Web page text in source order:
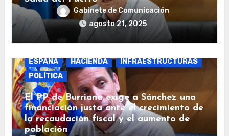
Gabinete de Comunicación
agosto 21, 2025
ESPAÑA
HACIENDA
INFRAESTRUCTURAS
POLÍTICA
El PP de Burriana exige a Sánchez una
financiación justa ante el crecimiento de
la recaudación fiscal y el aumento de
población